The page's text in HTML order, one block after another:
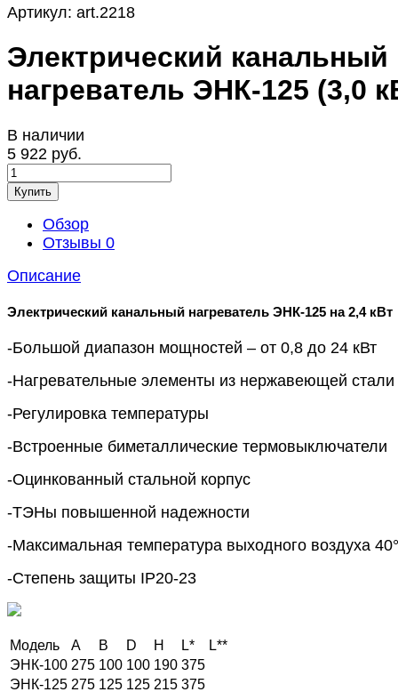
Артикул: art.2218
Электрический канальный
нагреватель ЭНК-125 (3,0
В наличии
5 922 руб.
Купить
Обзор
Отзывы 0
Описание
Электрический канальный нагреватель ЭНК-125 на 2,4 кВт
-Большой диапазон мощностей – от 0,8 до 24 кВт
-Нагревательные элементы из нержавеющей стали
-Регулировка температуры
-Встроенные биметаллические термовыключатели
-Оцинкованный стальной корпус
-ТЭНы повышенной надежности
-Максимальная температура выходного воздуха
-Степень защиты IP20-23
Модель A B D H L*
L**
ЭНК-100 275 100 100 190 375
ЭНК-125 275 125 125 215 375